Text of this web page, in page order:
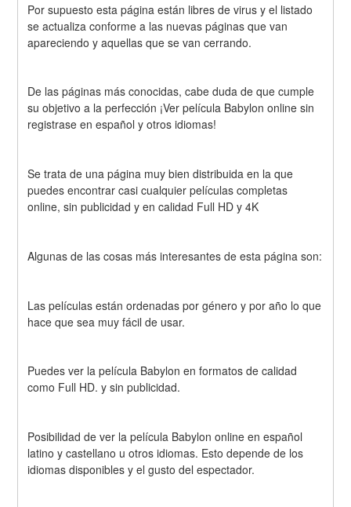
Por supuesto esta página están libres de virus y el listado
se actualiza conforme a las nuevas páginas que van
apareciendo y aquellas que se van cerrando.
De las páginas más conocidas, cabe duda de que cumple
su objetivo a la perfección ¡Ver película Babylon online sin
registrase en español y otros idiomas!
Se trata de una página muy bien distribuida en la que
puedes encontrar casi cualquier películas completas
online, sin publicidad y en calidad Full HD y 4K
Algunas de las cosas más interesantes de esta página son:
Las películas están ordenadas por género y por año lo que
hace que sea muy fácil de usar.
Puedes ver la película Babylon en formatos de calidad
como Full HD. y sin publicidad.
Posibilidad de ver la película Babylon online en español
latino y castellano u otros idiomas. Esto depende de los
idiomas disponibles y el gusto del espectador.